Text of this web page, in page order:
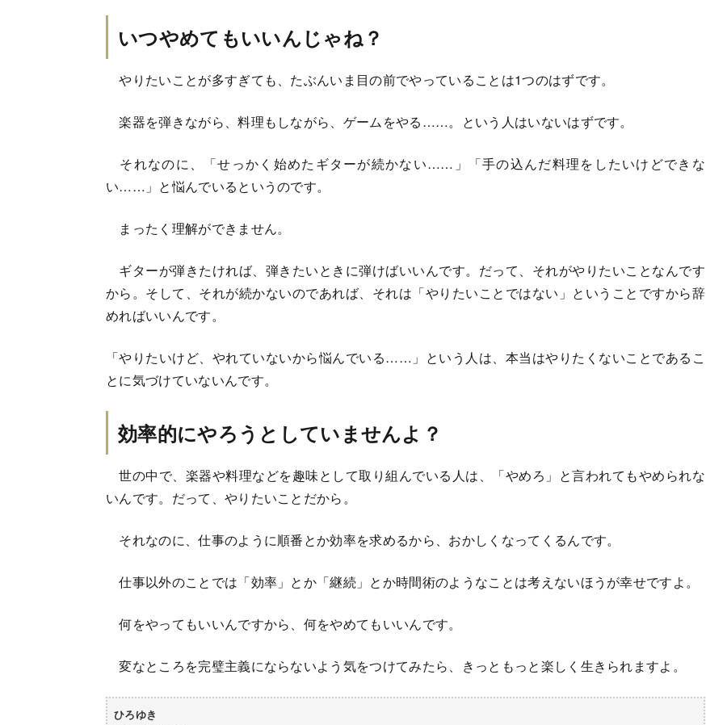
いつやめてもいいんじゃね？
やりたいことが多すぎても、たぶんいま目の前でやっていることは1つのはずです。
楽器を弾きながら、料理もしながら、ゲームをやる……。という人はいないはずです。
それなのに、「せっかく始めたギターが続かない……」「手の込んだ料理をしたいけどできな
い……」と悩んでいるというのです。
まったく理解ができません。
ギターが弾きたければ、弾きたいときに弾けばいいんです。だって、それがやりたいことなんです
から。そして、それが続かないのであれば、それは「やりたいことではない」ということですから辞
めればいいんです。
「やりたいけど、やれていないから悩んでいる……」という人は、本当はやりたくないことであるこ
とに気づけていないんです。
効率的にやろうとしていませんよ？
世の中で、楽器や料理などを趣味として取り組んでいる人は、「やめろ」と言われてもやめられな
いんです。だって、やりたいことだから。
それなのに、仕事のように順番とか効率を求めるから、おかしくなってくるんです。
仕事以外のことでは「効率」とか「継続」とか時間術のようなことは考えないほうが幸せですよ。
何をやってもいいんですから、何をやめてもいいんです。
変なところを完璧主義にならないよう気をつけてみたら、きっともっと楽しく生きられますよ。
ひろゆき